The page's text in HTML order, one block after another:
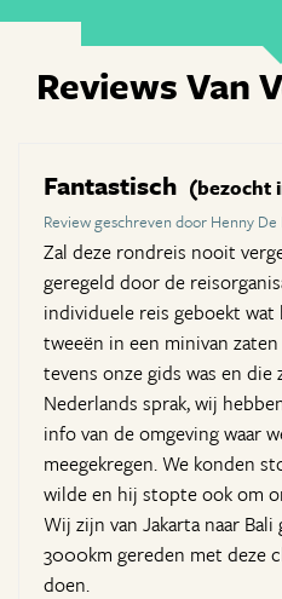
Reviews Van
Fantastisch (bezocht
Review geschreven door Henny
Zal deze rondreis nooit
geregeld door de
individuele reis geboekt
tweeën in een minivan
tevens onze gids was en
Nederlands sprak, wij
info van de omgeving waar
meegekregen. We konden
wilde en hij stopte ook om
Wij zijn van Jakarta naar
3000km gereden met deze
doen.